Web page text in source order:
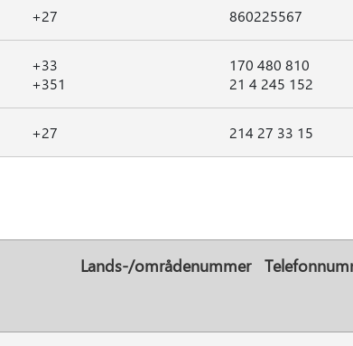
+27 860225567
+33
+351
170 480 810
21 4 245 152
+27 214 27 33 15
Lands-/områdenummer